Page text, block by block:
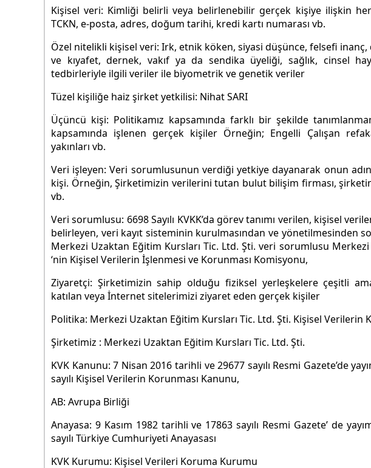
Kişisel veri: Kimliği belirli veya belirlenebilir gerçek kişiye ilişkin
TCKN, e-posta, adres, doğum tarihi, kredi kartı numarası vb.
Özel nitelikli kişisel veri: Irk, etnik köken, siyasi düşünce, felsefi inanç,
ve kıyafet, dernek, vakıf ya da sendika üyeliği, sağlık, cinsel
tedbirleriyle ilgili veriler ile biyometrik ve genetik veriler
Tüzel kişiliğe haiz şirket yetkilisi: Nihat SARI
Üçüncü kişi: Politikamız kapsamında farklı bir şekilde
kapsamında işlenen gerçek kişiler Örneğin; Engelli Çalışan
yakınları vb.
Veri işleyen: Veri sorumlusunun verdiği yetkiye dayanarak onun
kişi. Örneğin, Şirketimizin verilerini tutan bulut bilişim firması,
vb.
Veri sorumlusu: 6698 Sayılı KVKK’da görev tanımı verilen, kişisel
belirleyen, veri kayıt sisteminin kurulmasından ve yönetilmesinden
Merkezi Uzaktan Eğitim Kursları Tic. Ltd. Şti. veri sorumlusu
‘nin Kişisel Verilerin İşlenmesi ve Korunması Komisyonu,
Ziyaretçi: Şirketimizin sahip olduğu fiziksel yerleşkelere çeşitli
katılan veya İnternet sitelerimizi ziyaret eden gerçek kişiler
Politika: Merkezi Uzaktan Eğitim Kursları Tic. Ltd. Şti. Kişisel Verilerin
Şirketimiz : Merkezi Uzaktan Eğitim Kursları Tic. Ltd. Şti.
KVK Kanunu: 7 Nisan 2016 tarihli ve 29677 sayılı Resmi Gazete’de
sayılı Kişisel Verilerin Korunması Kanunu,
AB: Avrupa Birliği
Anayasa: 9 Kasım 1982 tarihli ve 17863 sayılı Resmi Gazete’ de
sayılı Türkiye Cumhuriyeti Anayasası
KVK Kurumu: Kişisel Verileri Koruma Kurumu